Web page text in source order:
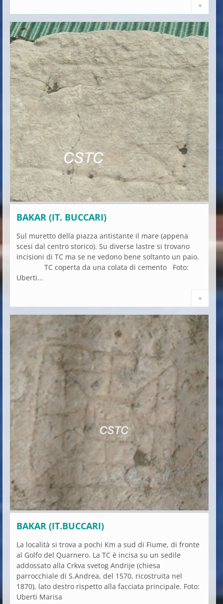
+
BAKAR (IT. BUCCARI)
Sul muretto della piazza antistante il mare (appena
scesi dal centro storico). Su diverse lastre si trovano
incisioni di TC ma se ne vedono bene soltanto un paio.
TC coperta da una colata di cemento Foto:
Uberti...
+
BAKAR (IT.BUCCARI)
La località si trova a pochi Km a sud di Fiume, di fronte
al Golfo del Quarnero. La TC è incisa su un sedile
addossato alla Crkva svetog Andrije (chiesa
parrocchiale di S.Andrea, del 1570, ricostruita nel
1870), lato destro rispetto alla facciata principale. Foto:
Uberti Marisa